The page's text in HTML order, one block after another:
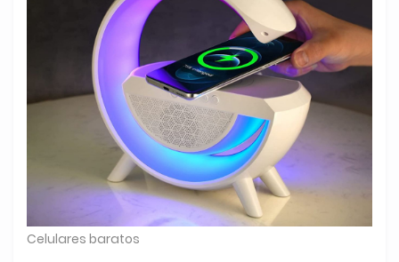
Celulares baratos